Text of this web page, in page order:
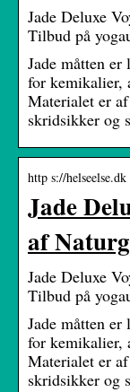
Jade Deluxe
Tilbud på
Jade måtten
for kemikalier,
Materialet er
skridsikker og
http s://
Jade
af
Jade Deluxe
Tilbud på
Jade måtten
for kemikalier,
Materialet er
skridsikker og